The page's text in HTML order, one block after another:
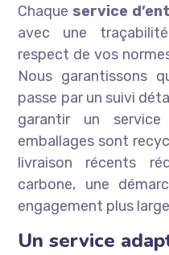
Chaque service
avec une
respect de vos
Nous garantissons
passe par un suivi
garantir un
emballages sont
livraison récents
carbone, une
engagement plus
Un service